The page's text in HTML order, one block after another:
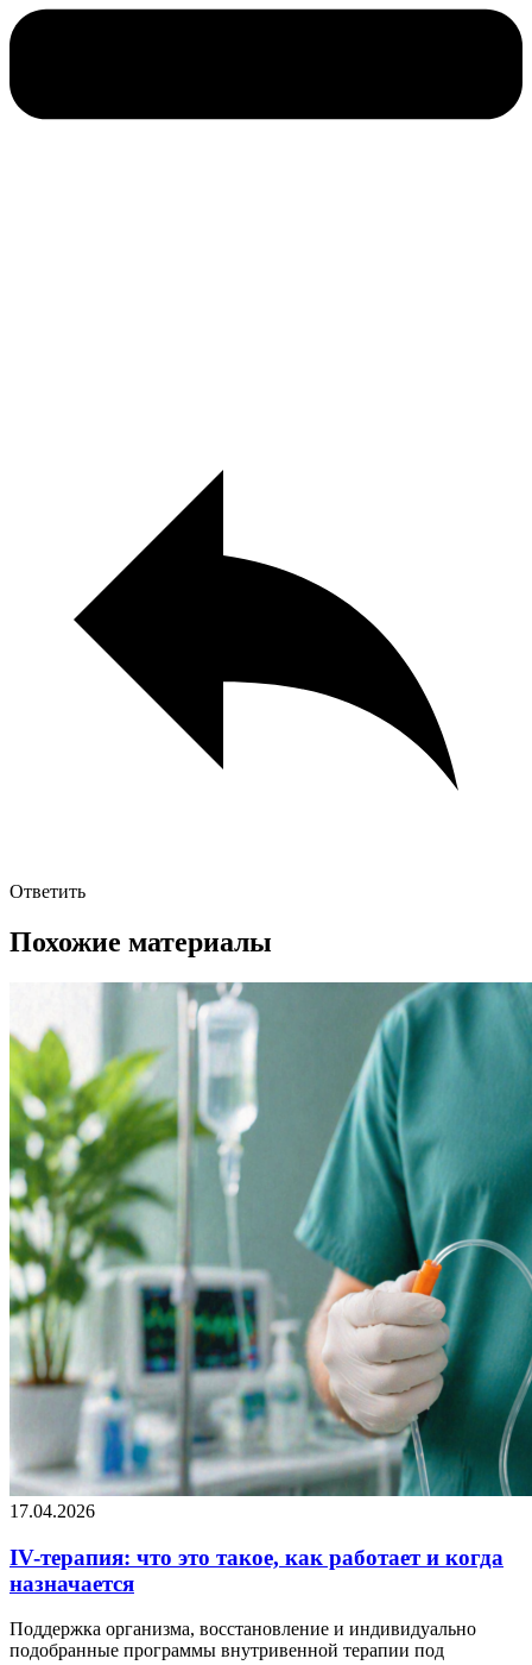
Ответить
Похожие материалы
17.04.2026
IV-терапия: что это такое, как работает и когда
назначается
Поддержка организма, восстановление и индивидуально
подобранные программы внутривенной терапии под